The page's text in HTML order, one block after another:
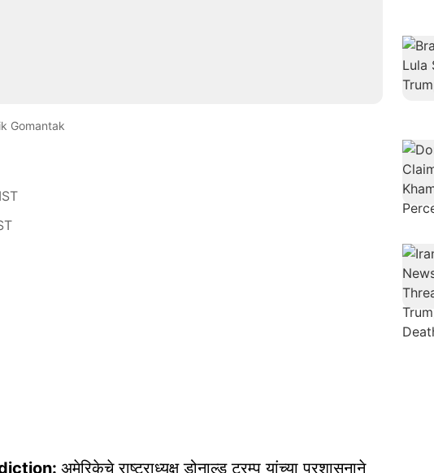
Gomantak
IST
अमेरिकेचे राष्ट्राध्यक्ष डोनाल्ड ट्रम्प यांच्या प्रशासनाने